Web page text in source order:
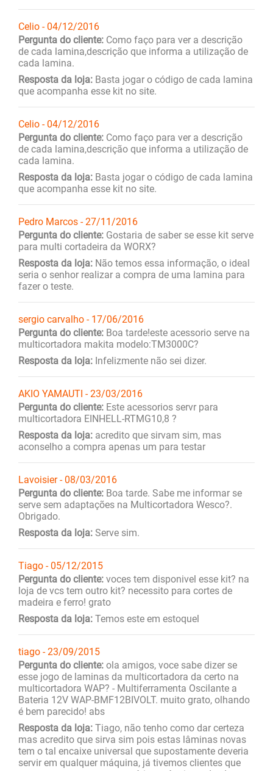
Celio - 04/12/2016
Pergunta do cliente: Como faço para ver a descrição
de cada lamina,descrição que informa a utilização de
cada lamina.
Resposta da loja: Basta jogar o código de cada lamina
que acompanha esse kit no site.
Celio - 04/12/2016
Pergunta do cliente: Como faço para ver a descrição
de cada lamina,descrição que informa a utilização de
cada lamina.
Resposta da loja: Basta jogar o código de cada lamina
que acompanha esse kit no site.
Pedro Marcos - 27/11/2016
Pergunta do cliente: Gostaria de saber se esse kit serve
para multi cortadeira da WORX?
Resposta da loja: Não temos essa informação, o ideal
seria o senhor realizar a compra de uma lamina para
fazer o teste.
sergio carvalho - 17/06/2016
Pergunta do cliente: Boa tarde!este acessorio serve na
multicortadora makita modelo:TM3000C?
Resposta da loja: Infelizmente não sei dizer.
AKIO YAMAUTI - 23/03/2016
Pergunta do cliente: Este acessorios servr para
multicortadora EINHELL-RTMG10,8 ?
Resposta da loja: acredito que sirvam sim, mas
aconselho a compra apenas um para testar
Lavoisier - 08/03/2016
Pergunta do cliente: Boa tarde. Sabe me informar se
serve sem adaptações na Multicortadora Wesco?.
Obrigado.
Resposta da loja: Serve sim.
Tiago - 05/12/2015
Pergunta do cliente: voces tem disponivel esse kit? na
loja de vcs tem outro kit? necessito para cortes de
madeira e ferro! grato
Resposta da loja: Temos este em estoquel
tiago - 23/09/2015
Pergunta do cliente: ola amigos, voce sabe dizer se
esse jogo de laminas da multicortadora da certo na
multicortadora WAP? - Multiferramenta Oscilante a
Bateria 12V WAP-BMF12BIVOLT. muito grato, olhando
é bem parecido! abs
Resposta da loja: Tiago, não tenho como dar certeza
mas acredito que sirva sim pois estas lâminas novas
tem o tal encaixe universal que supostamente deveria
servir em qualquer máquina, já tivemos clientes que